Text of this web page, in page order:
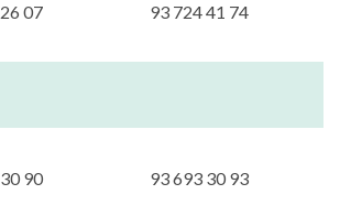
07 93 724 41 74
90 93 693 30 93